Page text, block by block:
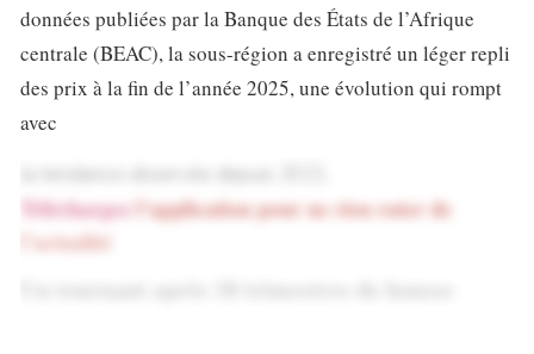
données publiées par la Banque des États de l’Afrique
centrale (BEAC), la sous-région a enregistré un léger repli
des prix à la fin de l’année 2025, une évolution qui rompt
avec
Téléchargezl’application pour ne rien rater de
l’actualité